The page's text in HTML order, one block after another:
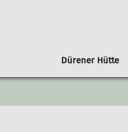
Mitglied werden
Radgruppen
Dürener Hütte